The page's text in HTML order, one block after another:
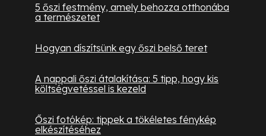
5 őszi festmény, amely behozza otthonába
a természetet
Hogyan díszítsünk egy őszi belső teret
A nappali őszi átalakítása: 5 tipp, hogy kis
költségvetéssel is kezeld
Őszi fotókép: tippek a tökéletes fénykép
elkészítéséhez